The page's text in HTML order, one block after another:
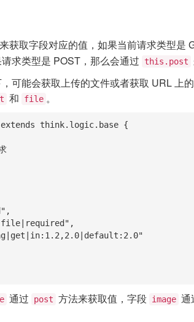
获取字段对应的值，如果当前请求类型是
求类型是 POST，那么会通过 this.post
可能会获取上传的文件或者获取 URL 上
和 file 。
think.logic.base {
通过 post 方法来获取值，字段 image 通